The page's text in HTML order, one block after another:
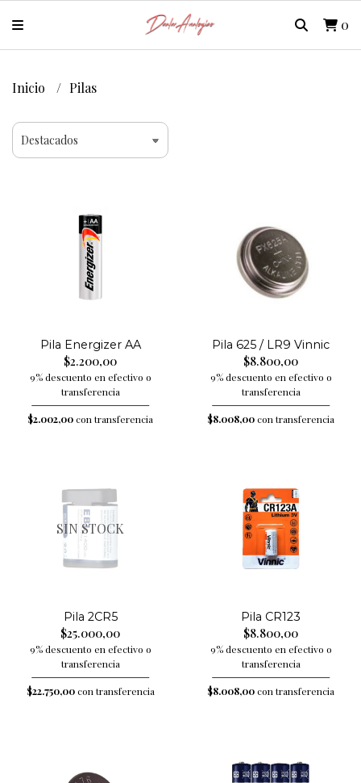
0
Inicio Pilas
Pila Energizer AA
$2.200,00
9% descuento en efectivo o
transferencia
$2.002,00con transferencia
Pila 625 / LR9 Vinnic
$8.800,00
9% descuento en efectivo o
transferencia
$8.008,00con transferencia
SIN STOCK
Pila 2CR5
$25.000,00
9% descuento en efectivo o
transferencia
$22.750,00con transferencia
Pila CR123
$8.800,00
9% descuento en efectivo o
transferencia
$8.008,00con transferencia